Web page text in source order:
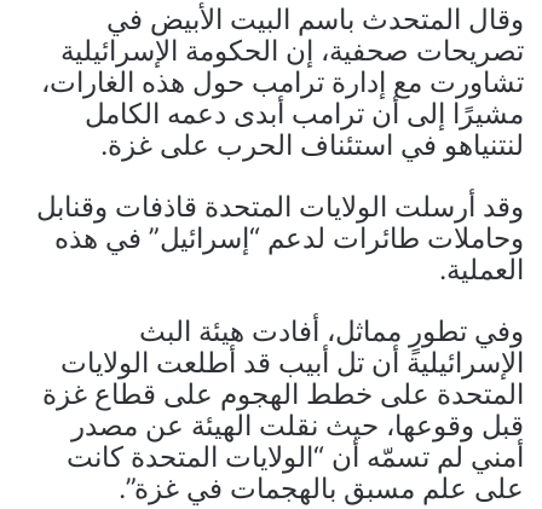
وقال المتحدث باسم البيت الأبيض في
تصريحات صحفية، إن الحكومة الإسرائيلية
تشاورت مع إدارة ترامب حول هذه الغارات،
مشيرًا إلى أن ترامب أبدى دعمه الكامل
لنتنياهو في استئناف الحرب على غزة.
وقد أرسلت الولايات المتحدة قاذفات وقنابل
وحاملات طائرات لدعم “إسرائيل” في هذه
العملية.
وفي تطورٍ مماثل، أفادت هيئة البث
الإسرائيلية أن تل أبيب قد أطلعت الولايات
المتحدة على خطط الهجوم على قطاع غزة
قبل وقوعها، حيث نقلت الهيئة عن مصدر
أمني لم تسمّه أن “الولايات المتحدة كانت
على علم مسبق بالهجمات في غزة”.